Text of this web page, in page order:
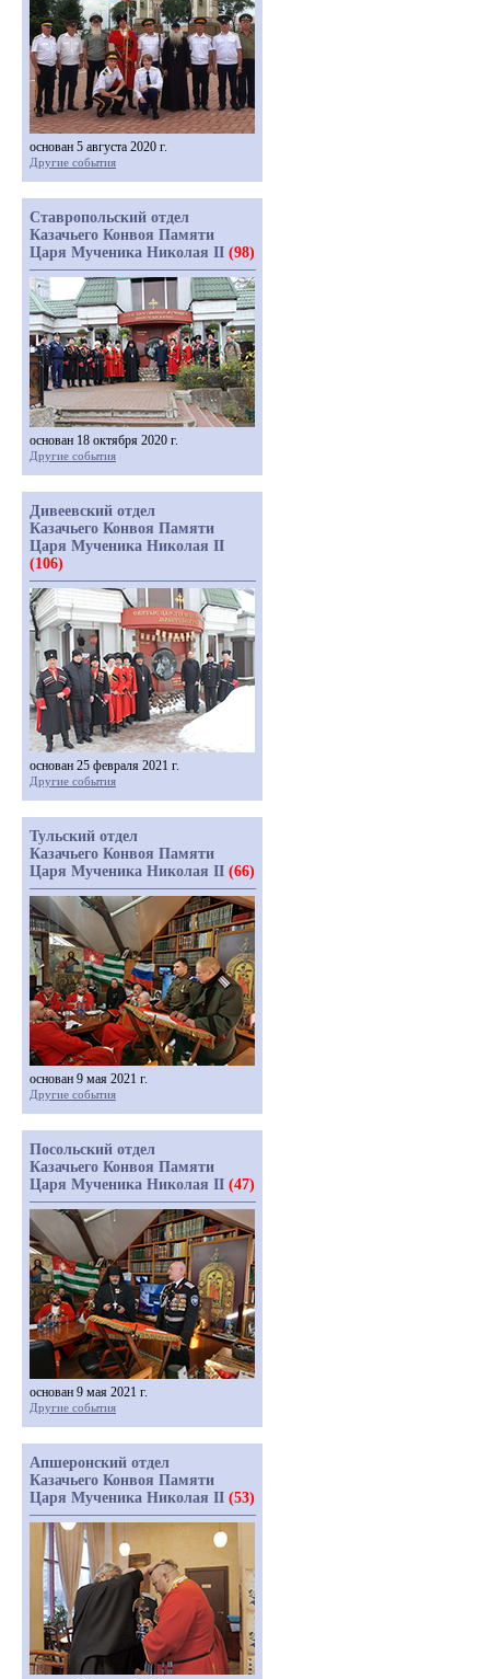
основан 5 августа 2020 г.
Другие события
Ставропольский отдел
Казачьего Конвоя Памяти
Царя Мученика Николая II (98)
основан 18 октября 2020 г.
Другие события
Дивеевский отдел
Казачьего Конвоя Памяти
Царя Мученика Николая II
(106)
основан 25 февраля 2021 г.
Другие события
Тульский отдел
Казачьего Конвоя Памяти
Царя Мученика Николая II (66)
основан 9 мая 2021 г.
Другие события
Посольский отдел
Казачьего Конвоя Памяти
Царя Мученика Николая II (47)
основан 9 мая 2021 г.
Другие события
Апшеронский отдел
Казачьего Конвоя Памяти
Царя Мученика Николая II (53)